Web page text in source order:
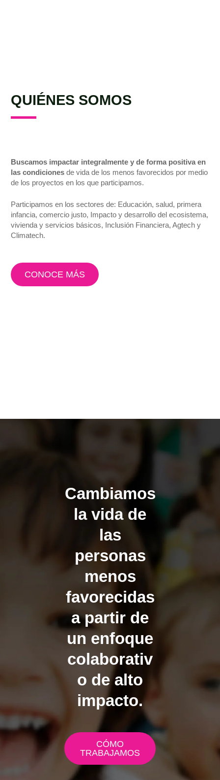
QUIÉNES SOMOS
Buscamos impactar integralmente y de forma positiva en
las condicionesde vida de los menos favorecidos por medio
de los proyectos en los que participamos.
Participamos en los sectores de: Educación, salud, primera
infancia, comercio justo, Impacto y desarrollo del ecosistema,
vivienda y servicios básicos, Inclusión Financiera, Agtech y
Climatech.
CONOCE MÁS
Cambiamos
la vida de
las
personas
menos
favorecidas
a partir de
un enfoque
colaborativ
o de alto
impacto.
CÓMO
TRABAJAMOS